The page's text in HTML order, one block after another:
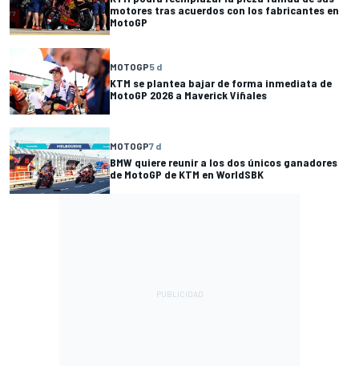
motores tras acuerdos con los fabricantes en
MotoGP
MOTOGP5 d
KTM se plantea bajar de forma inmediata de
MotoGP 2026 a Maverick Viñales
MOTOGP7 d
BMW quiere reunir a los dos únicos ganadores
de MotoGP de KTM en WorldSBK